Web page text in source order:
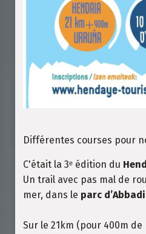
Différentes courses pour
C'était la 3ᵉ édition du
Un trail avec pas mal de
mer, dans le parc
Sur le 21km (pour 400m de